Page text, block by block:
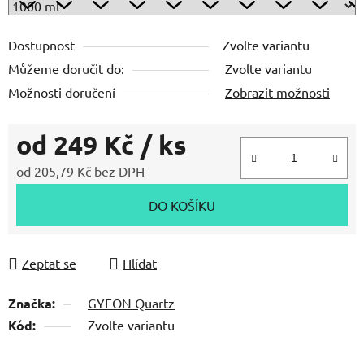
Dostupnost
Zvolte variantu
Můžeme doručit do:
Zvolte variantu
Možnosti doručení
Zobrazit možnosti
od 249 Kč / ks
od 205,79 Kč bez DPH
DO KOŠÍKU
Zeptat se Hlídat
Značka: GYEON Quartz
Kód: Zvolte variantu